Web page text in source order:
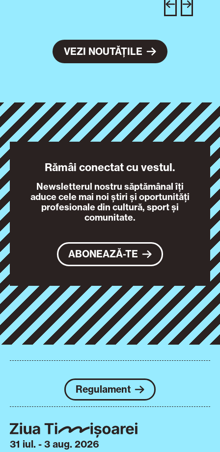
VEZI NOUTĂȚILE
Rămâi conectat cu vestul.
Newsletterul nostru săptămânal îți
aduce cele mai noi știri și oportunități
profesionale din cultură, sport și
comunitate.
ABONEAZĂ-TE
Regulament
31 iul. - 3 aug. 2026